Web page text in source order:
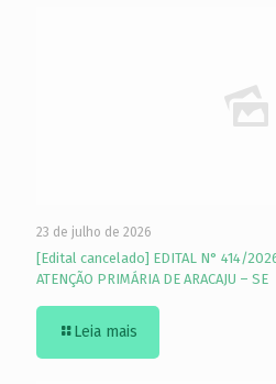
23 de julho de 2026
[Edital cancelado] EDITAL N° 414/
ATENÇÃO PRIMÁRIA DE ARACAJU – SE
Leia mais